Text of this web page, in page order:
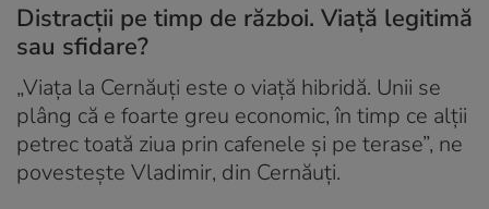
Distracții pe timp de război. Viață legitimă
sau sfidare?
„Viața la Cernăuți este o viață hibridă. Unii se
plâng că e foarte greu economic, în timp ce alții
petrec toată ziua prin cafenele și pe terase”, ne
povestește Vladimir, din Cernăuți.